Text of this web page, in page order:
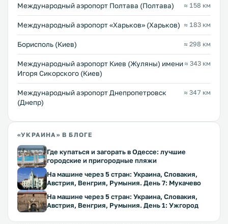
Международный аэропорт Полтава (Полтава) ≈ 158 км
Международный аэропорт «Харьков» (Харьков) ≈ 183 км
Борисполь (Киев) ≈ 298 км
Международный аэропорт Киев (Жуляны) имени
Игоря Сикорского (Киев)
≈ 343 км
Международный аэропорт Днепропетровск
(Днепр)
≈ 347 км
«УКРАИНА» В БЛОГЕ
Где купаться и загорать в Одессе: лучшие
городские и пригородные пляжи
На машине через 5 стран: Украина, Словакия,
Австрия, Венгрия, Румыния. День 7: Мукачево
На машине через 5 стран: Украина, Словакия,
Австрия, Венгрия, Румыния. День 1: Ужгород